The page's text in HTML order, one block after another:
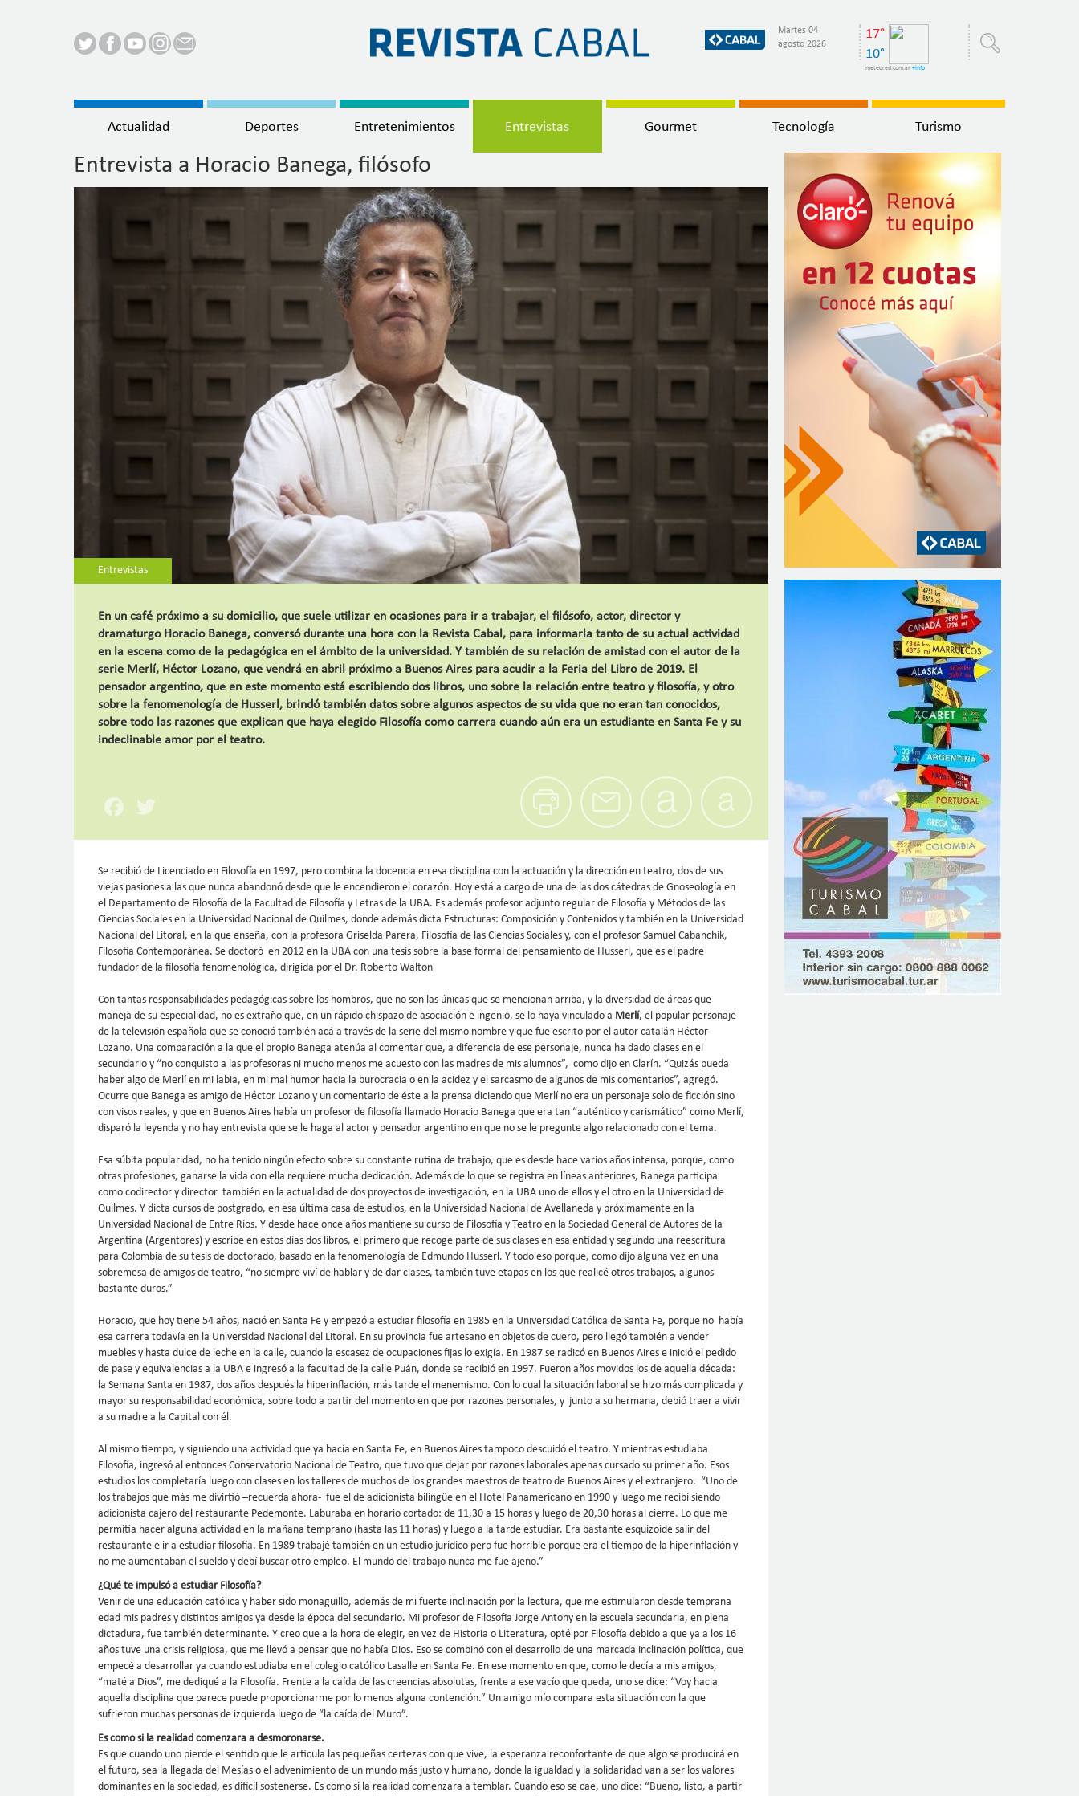
Martes 04
agosto 2026
17°
10°
meteored.com.ar +info
Menú
principal
Actualidad Deportes Entretenimientos Entrevistas Gourmet Tecnología Turismo
Entrevista a Horacio Banega, filósofo
Entrevistas
En un café próximo a su domicilio, que suele utilizar en ocasiones para ir a trabajar, el filósofo, actor, director y
dramaturgo Horacio Banega, conversó durante una hora con la Revista Cabal, para informarla tanto de su actual actividad
en la escena como de la pedagógica en el ámbito de la universidad. Y también de su relación de amistad con el autor de la
serie Merlí, Héctor Lozano, que vendrá en abril próximo a Buenos Aires para acudir a la Feria del Libro de 2019. El
pensador argentino, que en este momento está escribiendo dos libros, uno sobre la relación entre teatro y filosofía, y otro
sobre la fenomenología de Husserl, brindó también datos sobre algunos aspectos de su vida que no eran tan conocidos,
sobre todo las razones que explican que haya elegido Filosofía como carrera cuando aún era un estudiante en Santa Fe y su
indeclinable amor por el teatro.
Facebook
Se recibió de Licenciado en Filosofía en 1997, pero combina la docencia en esa disciplina con la actuación y la dirección en teatro, dos de sus
viejas pasiones a las que nunca abandonó desde que le encendieron el corazón. Hoy está a cargo de una de las dos cátedras de Gnoseología en
el Departamento de Filosofía de la Facultad de Filosofía y Letras de la UBA. Es además profesor adjunto regular de Filosofía y Métodos de las
Ciencias Sociales en la Universidad Nacional de Quilmes, donde además dicta Estructuras: Composición y Contenidos y también en la Universidad
Nacional del Litoral, en la que enseña, con la profesora Griselda Parera, Filosofía de las Ciencias Sociales y, con el profesor Samuel Cabanchik,
Filosofía Contemporánea. Se doctoró en 2012 en la UBA con una tesis sobre la base formal del pensamiento de Husserl, que es el padre
fundador de la filosofía fenomenológica, dirigida por el Dr. Roberto Walton
Con tantas responsabilidades pedagógicas sobre los hombros, que no son las únicas que se mencionan arriba, y la diversidad de áreas que
maneja de su especialidad, no es extraño que, en un rápido chispazo de asociación e ingenio, se lo haya vinculado a Merlí, el popular personaje
de la televisión española que se conoció también acá a través de la serie del mismo nombre y que fue escrito por el autor catalán Héctor
Lozano. Una comparación a la que el propio Banega atenúa al comentar que, a diferencia de ese personaje, nunca ha dado clases en el
secundario y “no conquisto a las profesoras ni mucho menos me acuesto con las madres de mis alumnos”, como dijo en Clarín. “Quizás pueda
haber algo de Merlí en mi labia, en mi mal humor hacia la burocracia o en la acidez y el sarcasmo de algunos de mis comentarios”, agregó.
Ocurre que Banega es amigo de Héctor Lozano y un comentario de éste a la prensa diciendo que Merlí no era un personaje solo de ficción sino
con visos reales, y que en Buenos Aires había un profesor de filosofía llamado Horacio Banega que era tan “auténtico y carismático” como Merlí,
disparó la leyenda y no hay entrevista que se le haga al actor y pensador argentino en que no se le pregunte algo relacionado con el tema.
Esa súbita popularidad, no ha tenido ningún efecto sobre su constante rutina de trabajo, que es desde hace varios años intensa, porque, como
otras profesiones, ganarse la vida con ella requiere mucha dedicación. Además de lo que se registra en líneas anteriores, Banega participa
como codirector y director también en la actualidad de dos proyectos de investigación, en la UBA uno de ellos y el otro en la Universidad de
Quilmes. Y dicta cursos de postgrado, en esa última casa de estudios, en la Universidad Nacional de Avellaneda y próximamente en la
Universidad Nacional de Entre Ríos. Y desde hace once años mantiene su curso de Filosofía y Teatro en la Sociedad General de Autores de la
Argentina (Argentores) y escribe en estos días dos libros, el primero que recoge parte de sus clases en esa entidad y segundo una reescritura
para Colombia de su tesis de doctorado, basado en la fenomenología de Edmundo Husserl. Y todo eso porque, como dijo alguna vez en una
sobremesa de amigos de teatro, “no siempre viví de hablar y de dar clases, también tuve etapas en los que realicé otros trabajos, algunos
bastante duros.”
Horacio, que hoy tiene 54 años, nació en Santa Fe y empezó a estudiar filosofía en 1985 en la Universidad Católica de Santa Fe, porque no había
esa carrera todavía en la Universidad Nacional del Litoral. En su provincia fue artesano en objetos de cuero, pero llegó también a vender
muebles y hasta dulce de leche en la calle, cuando la escasez de ocupaciones fijas lo exigía. En 1987 se radicó en Buenos Aires e inició el pedido
de pase y equivalencias a la UBA e ingresó a la facultad de la calle Puán, donde se recibió en 1997. Fueron años movidos los de aquella década:
la Semana Santa en 1987, dos años después la hiperinflación, más tarde el menemismo. Con lo cual la situación laboral se hizo más complicada y
mayor su responsabilidad económica, sobre todo a partir del momento en que por razones personales, y junto a su hermana, debió traer a vivir
a su madre a la Capital con él.
Al mismo tiempo, y siguiendo una actividad que ya hacía en Santa Fe, en Buenos Aires tampoco descuidó el teatro. Y mientras estudiaba
Filosofía, ingresó al entonces Conservatorio Nacional de Teatro, que tuvo que dejar por razones laborales apenas cursado su primer año. Esos
estudios los completaría luego con clases en los talleres de muchos de los grandes maestros de teatro de Buenos Aires y el extranjero. “Uno de
los trabajos que más me divirtió –recuerda ahora- fue el de adicionista bilingüe en el Hotel Panamericano en 1990 y luego me recibí siendo
adicionista cajero del restaurante Pedemonte. Laburaba en horario cortado: de 11,30 a 15 horas y luego de 20,30 horas al cierre. Lo que me
permitía hacer alguna actividad en la mañana temprano (hasta las 11 horas) y luego a la tarde estudiar. Era bastante esquizoide salir del
restaurante e ir a estudiar filosofía. En 1989 trabajé también en un estudio jurídico pero fue horrible porque era el tiempo de la hiperinflación y
no me aumentaban el sueldo y debí buscar otro empleo. El mundo del trabajo nunca me fue ajeno.”
¿Qué te impulsó a estudiar Filosofía?
Venir de una educación católica y haber sido monaguillo, además de mi fuerte inclinación por la lectura, que me estimularon desde temprana
edad mis padres y distintos amigos ya desde la época del secundario. Mi profesor de Filosofia Jorge Antony en la escuela secundaria, en plena
dictadura, fue también determinante. Y creo que a la hora de elegir, en vez de Historia o Literatura, opté por Filosofía debido a que ya a los 16
años tuve una crisis religiosa, que me llevó a pensar que no había Dios. Eso se combinó con el desarrollo de una marcada inclinación política, que
empecé a desarrollar ya cuando estudiaba en el colegio católico Lasalle en Santa Fe. En ese momento en que, como le decía a mis amigos,
“maté a Dios”, me dediqué a la Filosofía. Frente a la caída de las creencias absolutas, frente a ese vacío que queda, uno se dice: “Voy hacia
aquella disciplina que parece puede proporcionarme por lo menos alguna contención.” Un amigo mío compara esta situación con la que
sufrieron muchas personas de izquierda luego de “la caída del Muro”.
Es como si la realidad comenzara a desmoronarse.
Es que cuando uno pierde el sentido que le articula las pequeñas certezas con que vive, la esperanza reconfortante de que algo se producirá en
el futuro, sea la llegada del Mesías o el advenimiento de un mundo más justo y humano, donde la igualdad y la solidaridad van a ser los valores
dominantes en la sociedad, es difícil sostenerse. Es como si la realidad comenzara a temblar. Cuando eso se cae, uno dice: “Bueno, listo, a partir